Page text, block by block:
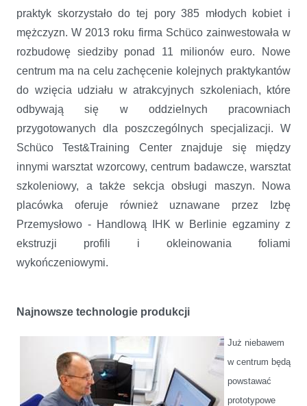
praktyk skorzystało do tej pory 385 młodych kobiet i
mężczyzn. W 2013 roku firma Schüco zainwestowała w
rozbudowę siedziby ponad 11 milionów euro. Nowe
centrum ma na celu zachęcenie kolejnych praktykantów
do wzięcia udziału w atrakcyjnych szkoleniach, które
odbywają się w oddzielnych pracowniach
przygotowanych dla poszczególnych specjalizacji. W
Schüco Test&Training Center znajduje się między
innymi warsztat wzorcowy, centrum badawcze, warsztat
szkoleniowy, a także sekcja obsługi maszyn. Nowa
placówka oferuje również uznawane przez Izbę
Przemysłowo - Handlową IHK w Berlinie egzaminy z
ekstruzji profili i okleinowania foliami
wykończeniowymi.
Najnowsze technologie produkcji
Już niebawem
w centrum będą
powstawać
prototypowe